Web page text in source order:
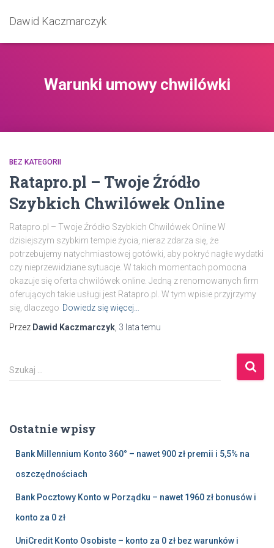
Dawid Kaczmarczyk
Warunki umowy chwilówki
BEZ KATEGORII
Ratapro.pl – Twoje Źródło
Szybkich Chwilówek Online
Ratapro.pl – Twoje Źródło Szybkich Chwilówek Online W
dzisiejszym szybkim tempie życia, nieraz zdarza się, że
potrzebujemy natychmiastowej gotówki, aby pokryć nagłe wydatki
czy nieprzewidziane sytuacje. W takich momentach pomocna
okazuje się oferta chwilówek online. Jedną z renomowanych firm
oferujących takie usługi jest Ratapro.pl. W tym wpisie przyjrzymy
się, dlaczego Dowiedz się więcej…
Przez Dawid Kaczmarczyk 3 latatemu
S
z
j
Szukaj …
Ostatnie wpisy
Bank Millennium Konto 360° – nawet 900 zł premii i 5,5% na
oszczędnościach
Bank Pocztowy Konto w Porządku – nawet 1960 zł bonusów i
konto za 0 zł
UniCredit Konto Osobiste – konto za 0 zł bez warunków i